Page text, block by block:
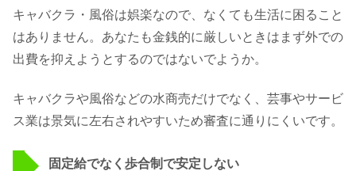
キャバクラ・風俗は娯楽なので、なくても生活に困ること
はありません。あなたも金銭的に厳しいときはまず外での
出費を抑えようとするのではないでようか。
キャバクラや風俗などの水商売だけでなく、芸事やサービ
ス業は景気に左右されやすいため審査に通りにくいです。
固定給でなく歩合制で安定しない